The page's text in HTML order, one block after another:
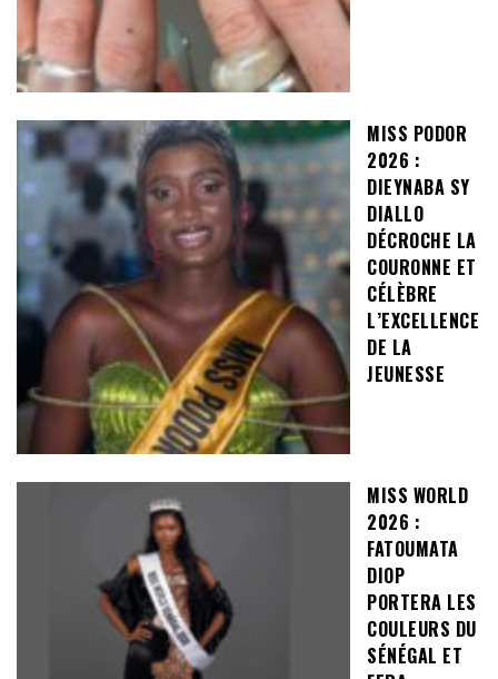
MISS PODOR
2026 :
DIEYNABA SY
DIALLO
DÉCROCHE LA
COURONNE ET
CÉLÈBRE
L’EXCELLENCE
DE LA
JEUNESSE
MISS WORLD
2026 :
FATOUMATA
DIOP
PORTERA LES
COULEURS DU
SÉNÉGAL ET